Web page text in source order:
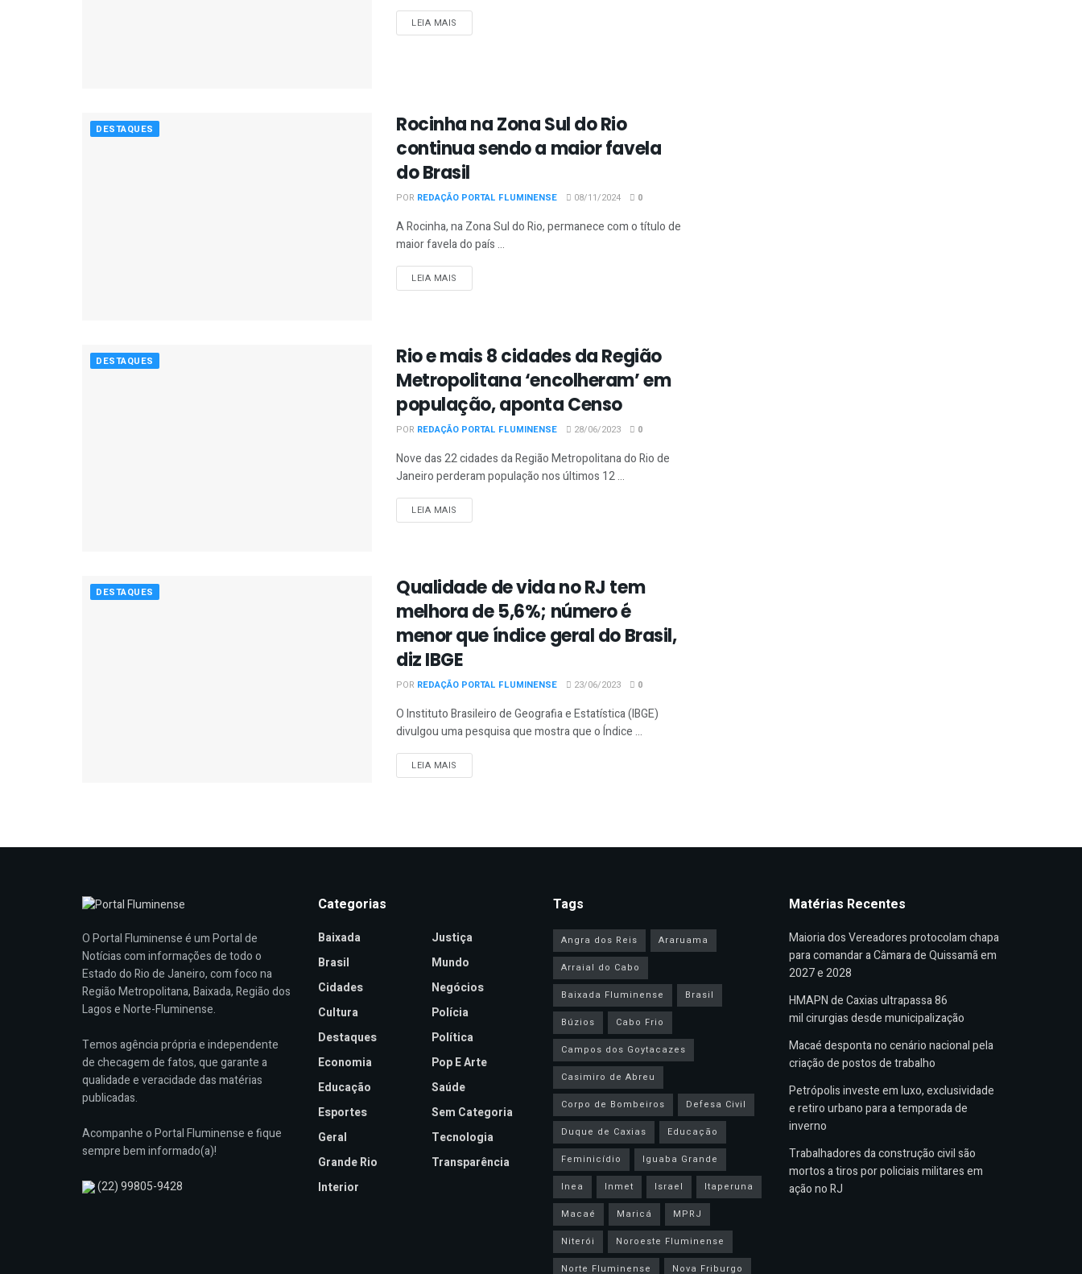
LEIA MAIS
DESTAQUES
Rocinha na Zona Sul do Rio
continua sendo a maior favela
do Brasil
POR REDAÇÃO PORTAL FLUMINENSE 08/11/2024 0
A Rocinha, na Zona Sul do Rio, permanece com o título de
maior favela do país ...
LEIA MAIS
DESTAQUES
Rio e mais 8 cidades da Região
Metropolitana ‘encolheram’ em
população, aponta Censo
POR REDAÇÃO PORTAL FLUMINENSE 28/06/2023 0
Nove das 22 cidades da Região Metropolitana do Rio de
Janeiro perderam população nos últimos 12 ...
LEIA MAIS
DESTAQUES
Qualidade de vida no RJ tem
melhora de 5,6%; número é
menor que índice geral do Brasil,
diz IBGE
POR REDAÇÃO PORTAL FLUMINENSE 23/06/2023 0
O Instituto Brasileiro de Geografia e Estatística (IBGE)
divulgou uma pesquisa que mostra que o Índice ...
LEIA MAIS
O Portal Fluminense é um Portal de
Notícias com informações de todo o
Estado do Rio de Janeiro, com foco na
Região Metropolitana, Baixada, Região dos
Lagos e Norte-Fluminense.
Temos agência própria e independente
de checagem de fatos, que garante a
qualidade e veracidade das matérias
publicadas.
Acompanhe o Portal Fluminense e fique
sempre bem informado(a)!
(22) 99805-9428
Categorias
Baixada
Brasil
Cidades
Cultura
Destaques
Economia
Educação
Esportes
Geral
Grande Rio
Interior
Justiça
Mundo
Negócios
Polícia
Política
Pop E Arte
Saúde
Sem Categoria
Tecnologia
Transparência
Tags
Angra dos Reis
Araruama
Arraial do Cabo
Baixada Fluminense
Brasil
Búzios
Cabo Frio
Campos dos Goytacazes
Casimiro de Abreu
Corpo de Bombeiros
Defesa Civil
Duque de Caxias
Educação
Feminicídio
Iguaba Grande
Inea
Inmet Israel
Itaperuna
Macaé
Maricá
MPRJ
Niterói
Noroeste Fluminense
Norte Fluminense
Nova Friburgo
Matérias Recentes
Maioria dos Vereadores protocolam chapa
para comandar a Câmara de Quissamã em
2027 e 2028
HMAPN de Caxias ultrapassa 86
mil cirurgias desde municipalização
Macaé desponta no cenário nacional pela
criação de postos de trabalho
Petrópolis investe em luxo, exclusividade
e retiro urbano para a temporada de
inverno
Trabalhadores da construção civil são
mortos a tiros por policiais militares em
ação no RJ